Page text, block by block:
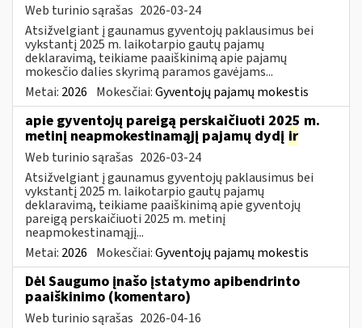
Web turinio sąrašas 2026-03-24
Atsižvelgiant į gaunamus gyventojų paklausimus bei
vykstantį 2025 m. laikotarpio gautų pajamų
deklaravimą, teikiame paaiškinimą apie pajamų
mokesčio dalies skyrimą paramos gavėjams...
Metai: 2026 Mokesčiai:Gyventojų pajamų mokestis
apie gyventojų pareigą perskaičiuoti 2025 m.
metinį neapmokestinamąjį pajamų dydį ir
Web turinio sąrašas 2026-03-24
Atsižvelgiant į gaunamus gyventojų paklausimus bei
vykstantį 2025 m. laikotarpio gautų pajamų
deklaravimą, teikiame paaiškinimą apie gyventojų
pareigą perskaičiuoti 2025 m. metinį
neapmokestinamąjį...
Metai: 2026 Mokesčiai:Gyventojų pajamų mokestis
Dėl Saugumo įnašo įstatymo apibendrinto
paaiškinimo (komentaro)
Web turinio sąrašas 2026-04-16